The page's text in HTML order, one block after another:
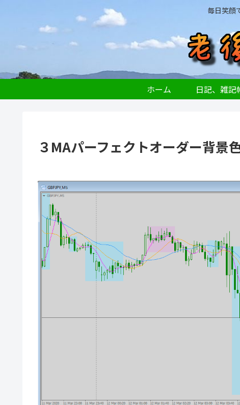
毎日笑顔
ホーム 日記、雑記
３MAパーフェクトオーダー背景